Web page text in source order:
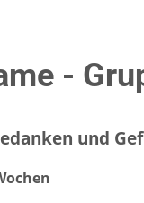
-
und